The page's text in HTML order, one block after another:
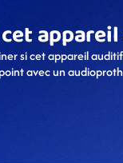
si cet appareil
avec un